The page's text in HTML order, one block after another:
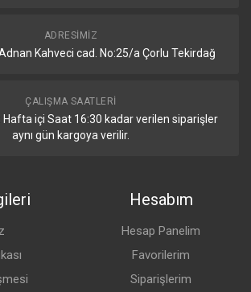
CE, EAC, RoHS
ADRESIMIZ
Kahveci cad. No:25/a Çorlu Tekirdağ
ÇALIŞMA SAATLERI
Hafta içi Saat 16:30 kadar verilen siparişler
aynı gün kargoya verilir.
Hesabım
Hesap Panelim
Favorilerim
Siparişlerim